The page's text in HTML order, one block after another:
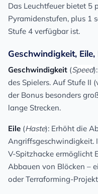
Das Leuchtfeuer bietet 5
Pyramidenstufen, plus 1
Stufe 4 verfügbar ist.
Geschwindigkeit,
Geschwindigkeit (Speed
des Spielers. Auf Stufe II
der Bonus besonders
lange Strecken.
Eile (Haste): Erhöht die
Angriffsgeschwindigkeit.
V-Spitzhacke ermöglicht
Abbauen von Blöcken –
oder Terraforming-